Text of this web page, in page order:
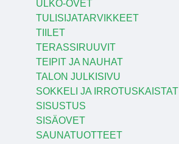
ULKO-OVET
TULISIJATARVIKKEET
TIILET
TERASSIRUUVIT
TEIPIT JA NAUHAT
TALON JULKISIVU
SOKKELI JA IRROTUSKAISTAT
SISUSTUS
SISÄOVET
SAUNATUOTTEET